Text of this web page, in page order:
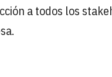
a todos los